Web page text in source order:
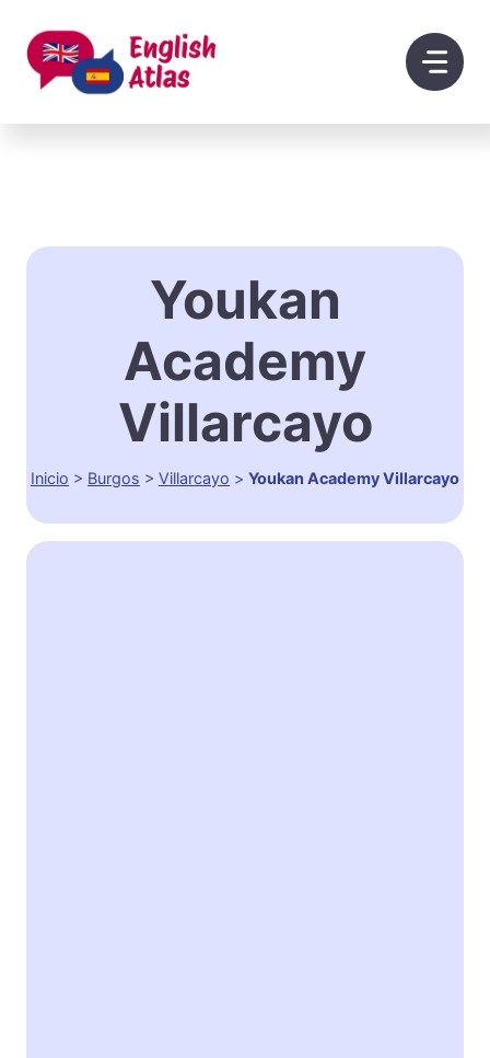
contenido
Youkan
Academy
Villarcayo
Inicio > Burgos > Villarcayo > Youkan Academy Villarcayo